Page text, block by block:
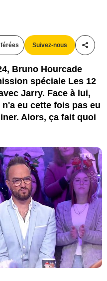
Suivez-nous
Bruno Hourcade
spéciale Les 12
Jarry. Face à lui,
eu cette fois pas eu
Alors, ça fait quoi